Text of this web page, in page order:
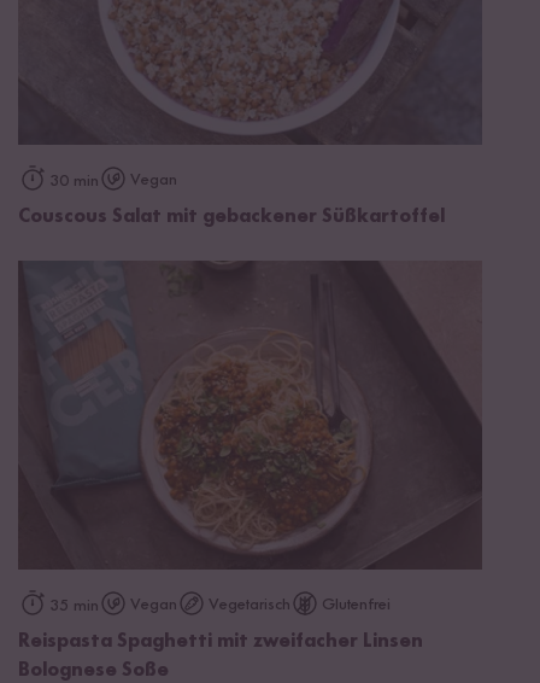
30 min Vegan
Couscous Salat mit gebackener Süßkartoffel
35 min Vegan Vegetarisch Glutenfrei
Reispasta Spaghetti mit zweifacher Linsen
Bolognese Soße